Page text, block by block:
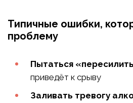
Типичные ошибки,
проблему
Пытаться
приведёт к срыву
Заливать тревогу